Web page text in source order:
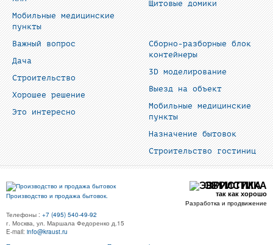
Мобильные медицинские
пункты
Щитовые домики
Важный вопрос
Дача
Строительство
Хорошее решение
Это интересно
Сборно-разборные блок
контейнеры
3D моделирование
Выезд на объект
Мобильные медицинские
пункты
Назначение бытовок
Строительство гостиниц
Производство и продажа бытовок.
ЭВРИСТИКА
так как хорошо
Разработка и продвижение
Телефоны : +7 (495) 540-49-92
г. Москва, ул. Маршала Федоренко д.15
E-mail: info@kraust.ru